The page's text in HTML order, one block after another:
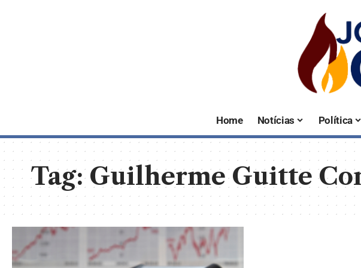
Home Notícias Política
Tag:Guilherme Guitte